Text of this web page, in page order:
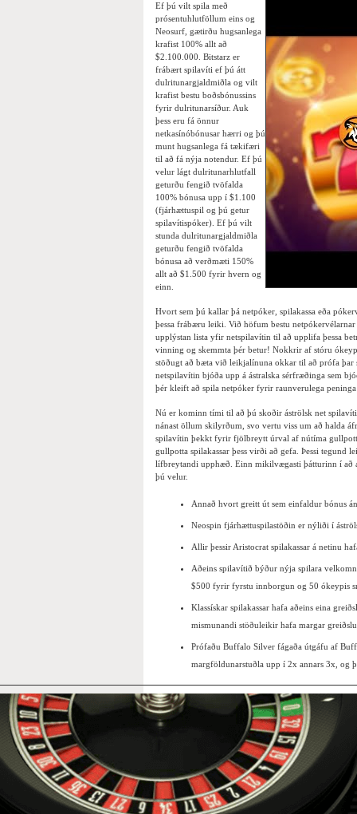
Ef þú vilt spila með
prósentuhlutföllum eins og
Neosurf, gætirðu hugsanlega
krafist 100% allt að
$2.100.000. Bitstarz er
frábært spilavíti ef þú átt
dulritunargjaldmiðla og vilt
krafist bestu boðsbónussins
fyrir dulritunarsíður. Auk
þess eru fá önnur
netkasínóbónusar hærri og þú
munt hugsanlega fá tækifæri
til að fá nýja notendur. Ef þú
velur lágt dulritunarhlutfall
geturðu fengið tvöfalda
100% bónusa upp í $1.100
(fjárhættuspil og þú getur
spilavítispóker). Ef þú vilt
stunda dulritunargjaldmiðla
geturðu fengið tvöfalda
bónusa að verðmæti 150%
allt að $1.500 fyrir hvern og
einn.
Hvort sem þú kallar þá netpóker, spilakassa eða
þessa frábæru leiki. Við höfum bestu
upplýstan lista yfir netspilavítin til að upplifa þessa
vinning og skemmta þér betur! Nokkrir af stóru
stöðugt að bæta við leikjalínuna okkar til að prófa
netspilavítin bjóða upp á ástralska sérfræðinga sem
þér kleift að spila netpóker fyrir raunverulega
Nú er kominn tími til að þú skoðir áströlsk net
nánast öllum skilyrðum, svo vertu viss um að halda
spilavítin þekkt fyrir fjölbreytt úrval af nútíma
gullpotta spilakassar þess virði að gefa. Þessi
lífbreytandi upphæð. Einn mikilvægasti þátturinn í að
þú velur.
Annað hvort greitt út sem einfaldur bónus
Neospin fjárhættuspilastöðin er nýliði í
Allir þessir Aristocrat spilakassar á netinu
Aðeins spilavítið býður nýja spilara
$500 fyrir fyrstu innborgun og 50 ókeypis
Klassískar spilakassar hafa aðeins eina
mismunandi stöðuleikir hafa margar
Prófaðu Buffalo Silver fágaða útgáfu af
margföldunarstuðla upp í 2x annars 3x, og